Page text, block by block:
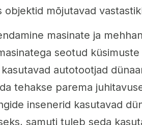
objektid mõjutavad
masinate ja
seotud
autotootjad
tehakse parema
insenerid kasutavad
samuti tuleb seda